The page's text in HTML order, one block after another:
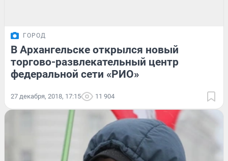
ГОРОД
В Архангельске открылся новый
торгово-развлекательный центр
федеральной сети «РИО»
27 декабря, 2018, 17:15 11 904